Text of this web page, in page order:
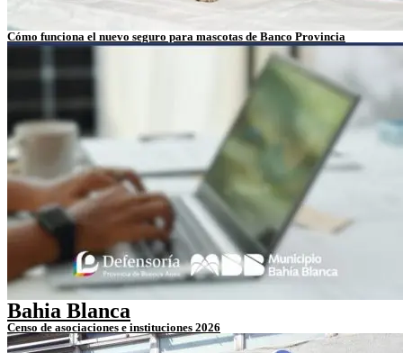
Cómo funciona el nuevo seguro para mascotas de Banco Provincia
Bahia Blanca
Censo de asociaciones e instituciones 2026